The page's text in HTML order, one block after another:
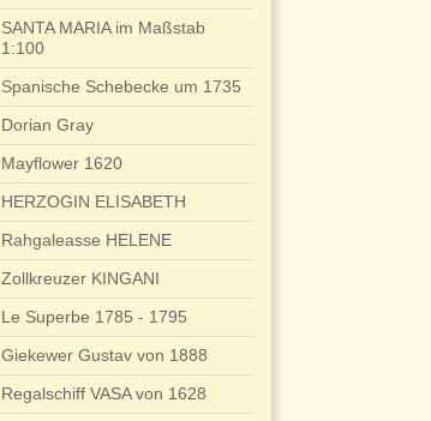
SANTA MARIA im Maßstab
1:100
Spanische Schebecke um 1735
Dorian Gray
Mayflower 1620
HERZOGIN ELISABETH
Rahgaleasse HELENE
Zollkreuzer KINGANI
Le Superbe 1785 - 1795
Giekewer Gustav von 1888
Regalschiff VASA von 1628